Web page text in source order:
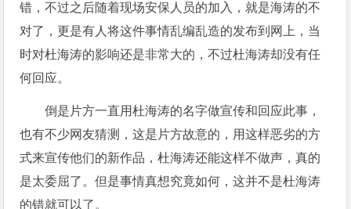
错，不过之后随着现场安保人员的加入，就是海涛的不
对了，更是有人将这件事情乱编乱造的发布到网上，当
时对杜海涛的影响还是非常大的，不过杜海涛却没有任
何回应。
倒是片方一直用杜海涛的名字做宣传和回应此事，
也有不少网友猜测，这是片方故意的，用这样恶劣的方
式来宣传他们的新作品，杜海涛还能这样不做声，真的
是太委屈了。但是事情真想究竟如何，这并不是杜海涛
的错就可以了。